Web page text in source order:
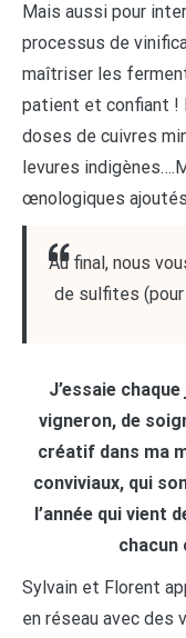
Mais aussi pour
processus de
maîtriser les
patient et confiant !
doses de cuivres
levures
œnologiques
Au final, nous
de sulfites
J’essaie
vigneron, de
créatif dans ma
conviviaux, qui
l’année qui vient
chacun
Sylvain et Florent
en réseau avec des